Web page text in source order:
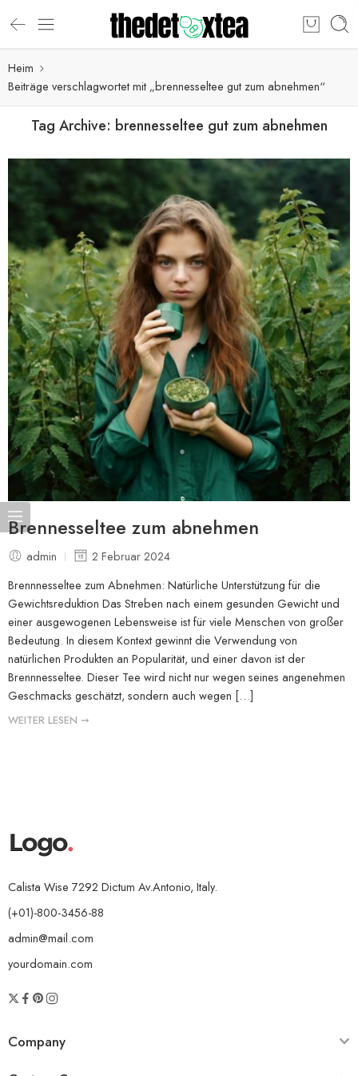
Heim
Beiträge verschlagwortet mit „brennesseltee gut zum abnehmen“
Tag Archive: brennesseltee gut zum abnehmen
Brennesseltee zum abnehmen
admin
2 Februar 2024
Brennnesseltee zum Abnehmen: Natürliche Unterstützung für die
Gewichtsreduktion Das Streben nach einem gesunden Gewicht und
einer ausgewogenen Lebensweise ist für viele Menschen von großer
Bedeutung. In diesem Kontext gewinnt die Verwendung von
natürlichen Produkten an Popularität, und einer davon ist der
Brennnesseltee. Dieser Tee wird nicht nur wegen seines angenehmen
Geschmacks geschätzt, sondern auch wegen […]
WEITER LESEN ➞
Calista Wise 7292 Dictum Av.Antonio, Italy.
(+01)-800-3456-88
admin@mail.com
yourdomain.com
Company